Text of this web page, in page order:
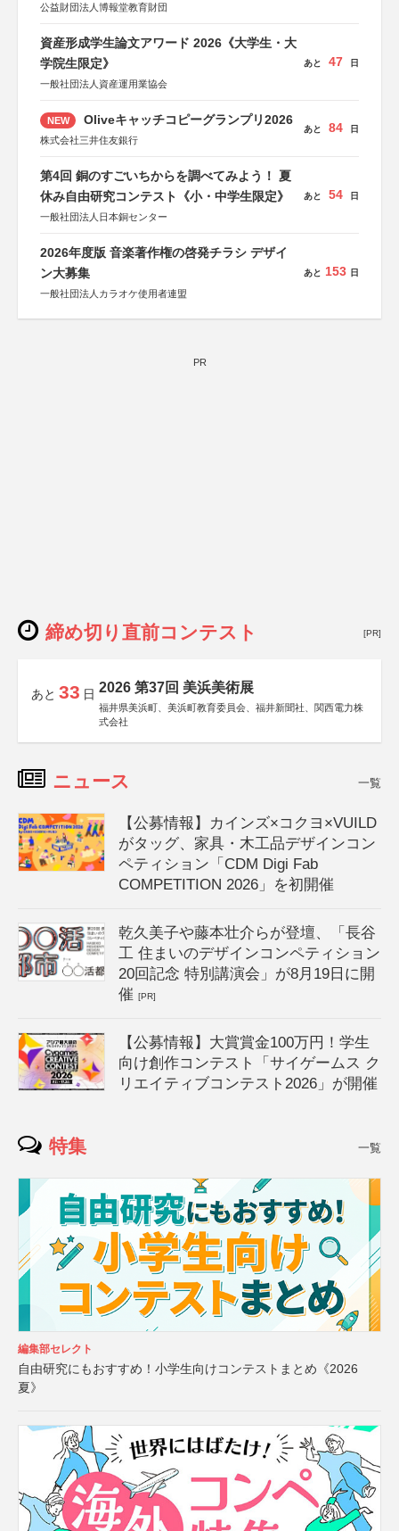
公益財団法人博報堂教育財団
資産形成学生論文アワード 2026《大学生・大
学院生限定》
一般社団法人資産運用業協会
あと 47 日
NEW Oliveキャッチコピーグランプリ2026
株式会社三井住友銀行
あと 84 日
第4回 銅のすごいちからを調べてみよう！ 夏
休み自由研究コンテスト《小・中学生限定》
一般社団法人日本銅センター
あと 54 日
2026年度版 音楽著作権の啓発チラシ デザイ
ン大募集
一般社団法人カラオケ使用者連盟
あと 153 日
PR
締め切り直前コンテスト [PR]
あと 33 日 2026 第37回 美浜美術展
福井県美浜町、美浜町教育委員会、福井新聞社、関西電力株
式会社
ニュース 一覧
【公募情報】カインズ×コクヨ×VUILD
がタッグ、家具・木工品デザインコン
ペティション「CDM Digi Fab
COMPETITION 2026」を初開催
乾久美子や藤本壮介らが登壇、「長谷
工 住まいのデザインコンペティション
20回記念 特別講演会」が8月19日に開
催[PR]
【公募情報】大賞賞金100万円！学生
向け創作コンテスト「サイゲームス ク
リエイティブコンテスト2026」が開催
特集 一覧
編集部セレクト
自由研究にもおすすめ！小学生向けコンテストまとめ《2026
夏》